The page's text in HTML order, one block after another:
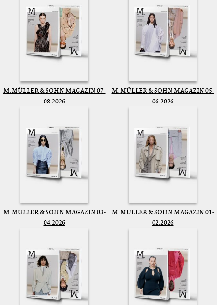
M. MÜLLER & SOHN MAGAZIN 07-
08.2026
M. MÜLLER & SOHN MAGAZIN 05-
06.2026
M. MÜLLER & SOHN MAGAZIN 03-
04.2026
M. MÜLLER & SOHN MAGAZIN 01-
02.2026